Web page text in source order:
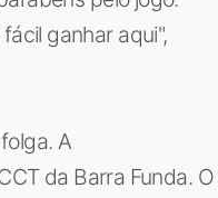
ganhar aqui",
A
da Barra Funda. O